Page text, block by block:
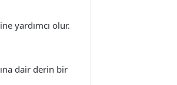
yardımcı olur.
dair derin bir